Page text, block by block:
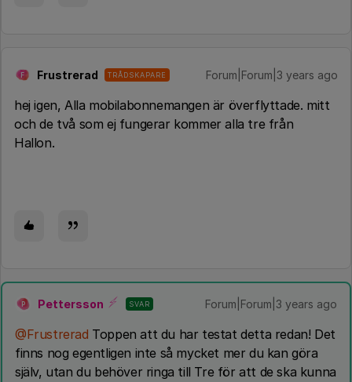
F Frustrerad TRÅDSKAPARE Forum|Forum|3 years ago
hej igen, Alla mobilabonnemangen är överflyttade. mitt
och de två som ej fungerar kommer alla tre från
Hallon.
P Pettersson SVAR Forum|Forum|3 years ago
@Frustrerad Toppen att du har testat detta redan! Det
finns nog egentligen inte så mycket mer du kan göra
själv, utan du behöver ringa till Tre för att de ska kunna